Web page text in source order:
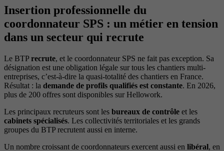
Insertion professionnelle du
coordonnateur SPS : un métier en tension
dans un secteur qui recrute
Le BTP recrute, et le coordonnateur SPS ne fait pas exception. Sa
désignation est une obligation légale sur tous les chantiers multi-
entreprises, c’est-à-dire la quasi-totalité des chantiers en France.
Résultat : la demande de profils qualifiés est constante. En 2026,
plus de 200 offres sont disponibles sur Hellowork.
Les principaux recruteurs sont les bureaux de contrôle et les
cabinets spécialisés. Les collectivités territoriales et les grands
groupes du BTP recrutent aussi en interne.
Un nombre croissant de coordonnateurs exercent aussi en libéral, en